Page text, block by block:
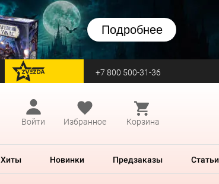
Подробнее
перейти на Zvezda +7 800 500-31-36
Войти
Избранное Корзина
Хиты Новинки Предзаказы Статьи